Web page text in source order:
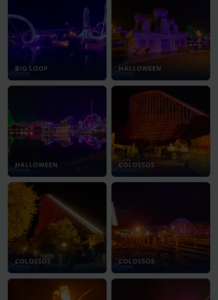
BIG LOOP HALLOWEEN
HALLOWEEN COLOSSOS
COLOSSOS COLOSSOS